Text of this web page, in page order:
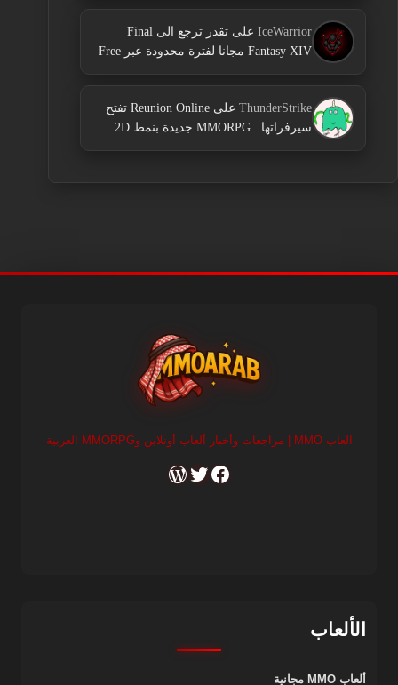
IceWarrior على
تقدر ترجع الى Final
Fantasy XIV مجانا لفترة محدودة عبر Free
ThunderStrike على
Reunion Online تفتح
سيرفراتها.. MMORPG جديدة بنمط 2D
العاب MMO | مراجعات وأخبار ألعاب أونلاين وMMORPG العربية
Facebook
X
RSS
الألعاب
ألعاب MMO مجانية